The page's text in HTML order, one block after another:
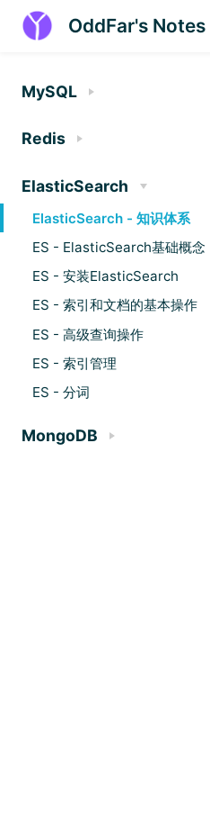
OddFar's Notes
MySQL
Redis
ElasticSearch
ElasticSearch - 知识体系
ES - ElasticSearch基础概念
ES - 安装ElasticSearch
ES - 索引和文档的基本操作
ES - 高级查询操作
ES - 索引管理
ES - 分词
MongoDB